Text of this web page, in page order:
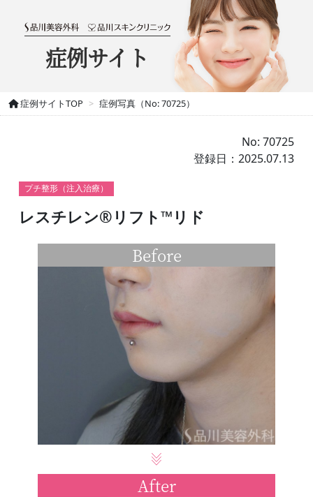
症例サイト
症例サイトTOP 症例写真（No: 70725）
No: 70725
登録日：2025.07.13
プチ整形（注入治療）
レスチレン®リフト™リド
Before
After